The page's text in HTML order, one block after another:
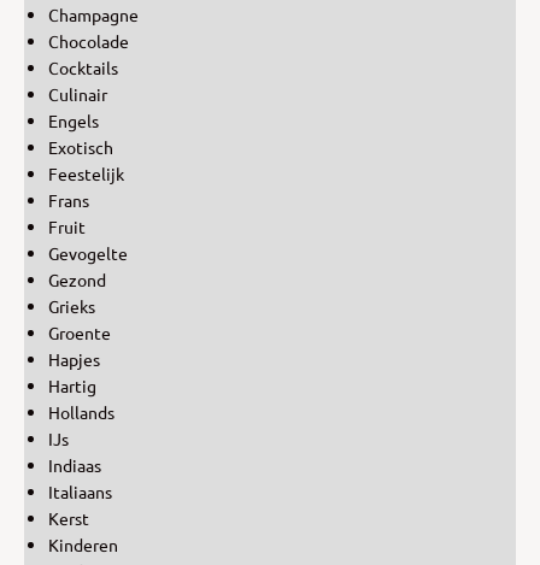
Champagne
Chocolade
Cocktails
Culinair
Engels
Exotisch
Feestelijk
Frans
Fruit
Gevogelte
Gezond
Grieks
Groente
Hapjes
Hartig
Hollands
IJs
Indiaas
Italiaans
Kerst
Kinderen